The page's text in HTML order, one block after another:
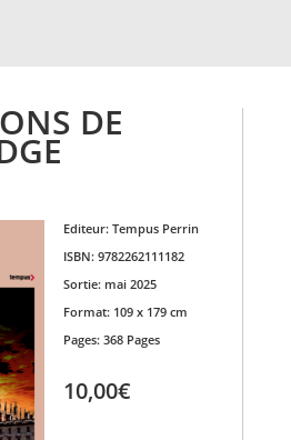
DE
Editeur: Tempus Perrin
ISBN: 9782262111182
Sortie: mai 2025
Format: 109 x 179 cm
Pages: 368 Pages
10,00€